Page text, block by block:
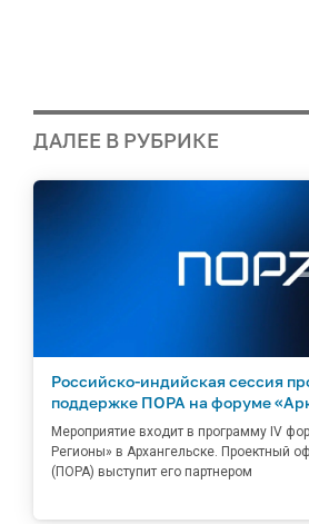
ДАЛЕЕ В РУБРИКЕ
Российско-индийская сессия
поддержке ПОРА на форуме
Мероприятие входит в программу IV
Регионы» в Архангельске. Проектный
(ПОРА) выступит его партнером